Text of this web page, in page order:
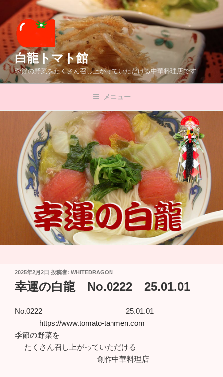
テ
ン
ツ
へ
ス
プ
白龍トマト館
季節の野菜をたくさん召し上がっていただける中華料理店です
メニュー
投
稿
日:
2025年2月2日 投稿者: WHITEDRAGON
幸運の白龍 No.0222 25.01.01
No.0222_____________________25.01.01
https://www.tomato-tanmen.com
季節の野菜を
たくさん召し上がっていただける
創作中華料理店